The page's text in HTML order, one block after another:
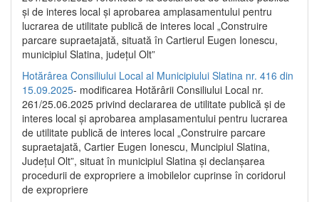
și de interes local și aprobarea amplasamentului pentru
lucrarea de utilitate publică de interes local „Construire
parcare supraetajată, situată în Cartierul Eugen Ionescu,
municipiul Slatina, județul Olt”
Hotărârea Consiliului Local al Municipiului Slatina nr. 416 din
15.09.2025- modificarea Hotărârii Consiliului Local nr.
261/25.06.2025 privind declararea de utilitate publică și de
interes local și aprobarea amplasamentului pentru lucrarea
de utilitate publică de interes local „Construire parcare
supraetajată, Cartier Eugen Ionescu, Muncipiul Slatina,
Județul Olt”, situat în municipiul Slatina și declanșarea
procedurii de expropriere a imobilelor cuprinse în coridorul
de expropriere